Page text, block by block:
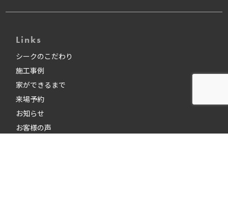
Links
シークのこだわり
施工事例
家ができるまで
来場予約
お知らせ
お客様の声